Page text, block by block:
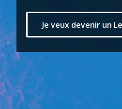
Je veux devenir un